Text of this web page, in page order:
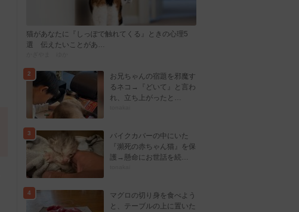
猫があなたに『しっぽで触れてくる』ときの心理5
選 伝えたいことがあ…
2
お兄ちゃんの宿題を邪魔す
るネコ→『どいて』と言わ
れ、立ち上がったと…
3
バイクカバーの中にいた
『瀕死の赤ちゃん猫』を保
護→懸命にお世話を続…
4
マグロの切り身を食べよう
と、テーブルの上に置いた